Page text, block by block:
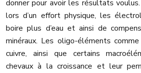
donner pour avoir les résultats voulus.
lors d’un effort physique, les
boire plus d’eau et ainsi de
minéraux. Les oligo-éléments
cuivre, ainsi que certains
chevaux à la croissance et leur